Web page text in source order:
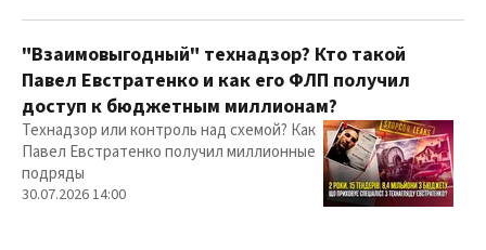
"Взаимовыгодный" технадзор? Кто такой
Павел Евстратенко и как его ФЛП получил
доступ к бюджетным миллионам?
Технадзор или контроль над схемой? Как
Павел Евстратенко получил миллионные
подряды
30.07.2026 14:00